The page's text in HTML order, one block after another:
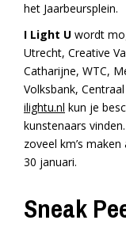
het Jaarbeursplein.
I Light U wordt
Utrecht, Creative
Catharijne, WTC,
Volksbank,
ilightu.nl kun je
kunstenaars
zoveel km’s
30 januari.
Sneak